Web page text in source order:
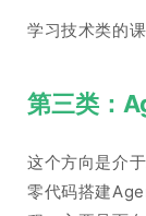
学习技术类的
第三类：
这个方向是介
零代码搭建